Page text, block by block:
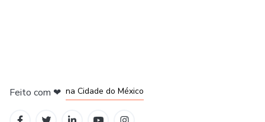
Feito com ❤ na Cidade do México